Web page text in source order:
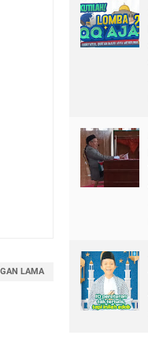
LAMA